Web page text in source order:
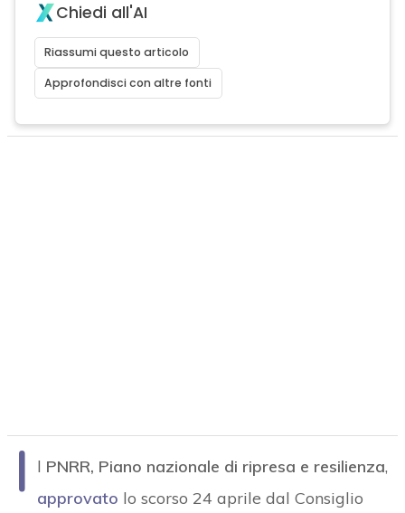
Chiedi all'AI
Riassumi questo articolo
Approfondisci con altre fonti
I l PNRR, Piano nazionale di ripresa e resilienza,
approvato lo scorso 24 aprile dal Consiglio